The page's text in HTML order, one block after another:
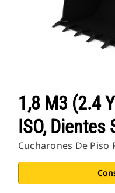
1,8 M3 (2.4
ISO,
Cucharones De Piso